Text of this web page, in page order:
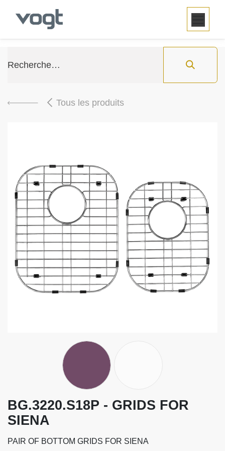
SE RENDRE AU CONTENU
Tous les produits
BG.3220.S18P - GRIDS FOR
SIENA
PAIR OF BOTTOM GRIDS FOR SIENA